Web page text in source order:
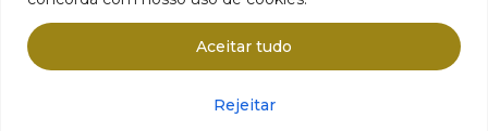
Rejeitar
Aceitar tudo
CNPJ 10.314.731/0001-65